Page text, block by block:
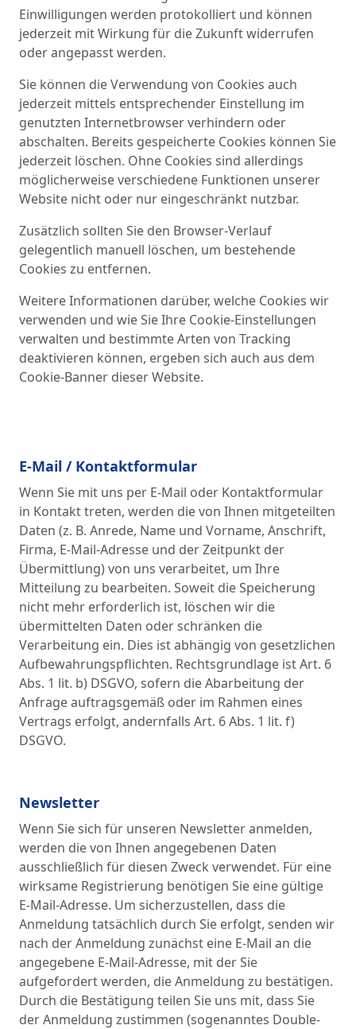
Einwilligungen werden protokolliert und können
jederzeit mit Wirkung für die Zukunft widerrufen
oder angepasst werden.
Sie können die Verwendung von Cookies auch
jederzeit mittels entsprechender Einstellung im
genutzten Internetbrowser verhindern oder
abschalten. Bereits gespeicherte Cookies können Sie
jederzeit löschen. Ohne Cookies sind allerdings
möglicherweise verschiedene Funktionen unserer
Website nicht oder nur eingeschränkt nutzbar.
Zusätzlich sollten Sie den Browser-Verlauf
gelegentlich manuell löschen, um bestehende
Cookies zu entfernen.
Weitere Informationen darüber, welche Cookies wir
verwenden und wie Sie Ihre Cookie-Einstellungen
verwalten und bestimmte Arten von Tracking
deaktivieren können, ergeben sich auch aus dem
Cookie-Banner dieser Website.
E-Mail / Kontaktformular
Wenn Sie mit uns per E-Mail oder Kontaktformular
in Kontakt treten, werden die von Ihnen mitgeteilten
Daten (z. B. Anrede, Name und Vorname, Anschrift,
Firma, E-Mail-Adresse und der Zeitpunkt der
Übermittlung) von uns verarbeitet, um Ihre
Mitteilung zu bearbeiten. Soweit die Speicherung
nicht mehr erforderlich ist, löschen wir die
übermittelten Daten oder schränken die
Verarbeitung ein. Dies ist abhängig von gesetzlichen
Aufbewahrungspflichten. Rechtsgrundlage ist Art. 6
Abs. 1 lit. b) DSGVO, sofern die Abarbeitung der
Anfrage auftragsgemäß oder im Rahmen eines
Vertrags erfolgt, andernfalls Art. 6 Abs. 1 lit. f)
DSGVO.
Newsletter
Wenn Sie sich für unseren Newsletter anmelden,
werden die von Ihnen angegebenen Daten
ausschließlich für diesen Zweck verwendet. Für eine
wirksame Registrierung benötigen Sie eine gültige
E-Mail-Adresse. Um sicherzustellen, dass die
Anmeldung tatsächlich durch Sie erfolgt, senden wir
nach der Anmeldung zunächst eine E-Mail an die
angegebene E-Mail-Adresse, mit der Sie
aufgefordert werden, die Anmeldung zu bestätigen.
Durch die Bestätigung teilen Sie uns mit, dass Sie
der Anmeldung zustimmen (sogenanntes Double-